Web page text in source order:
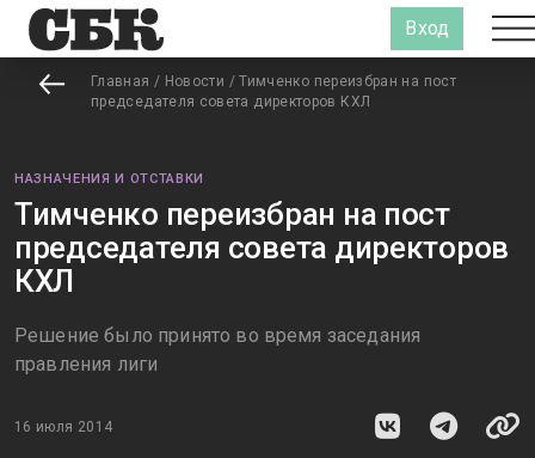
Вход
Главная / Новости / Тимченко переизбран на пост
председателя совета директоров КХЛ
НАЗНАЧЕНИЯ И ОТСТАВКИ
Тимченко переизбран на пост
председателя совета директоров
КХЛ
Решение было принято во время заседания
правления лиги
16 июля 2014